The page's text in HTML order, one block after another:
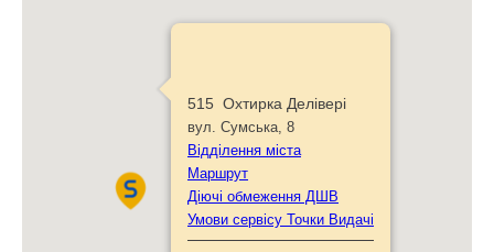
515 Охтирка Делівері
вул. Сумська, 8
Відділення міста
Маршрут
Діючі обмеження ДШВ
Умови сервісу Точки Видачі